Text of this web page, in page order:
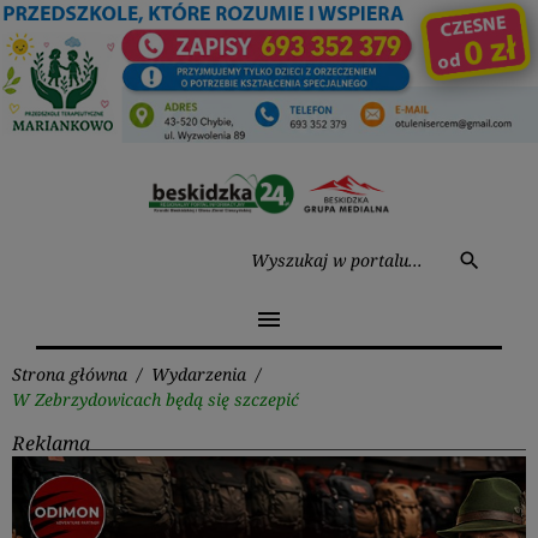
Przejdź
do
treści
search
menu
Strona główna / Wydarzenia /
W Zebrzydowicach będą się szczepić
Reklama